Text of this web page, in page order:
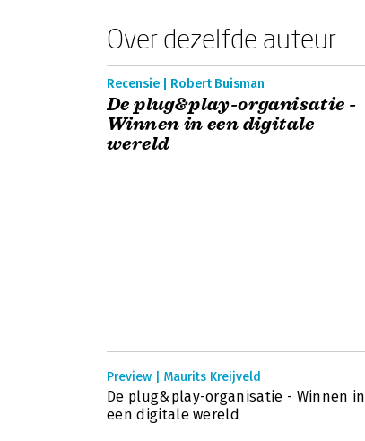
Over dezelfde auteur
Recensie | Robert Buisman
De plug&play-organisatie -
Winnen in een digitale
wereld
Preview | Maurits Kreijveld
De plug&play-organisatie - Winnen in
een digitale wereld